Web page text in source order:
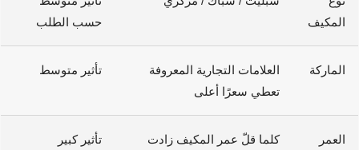
المكيف
حسب الطلب
الماركة
العلامات التجارية المعروفة
تعطي سعرًا أعلى
تأثير متوسط
العمر كلما قلّ عمر المكيف زادت تأثير كبير